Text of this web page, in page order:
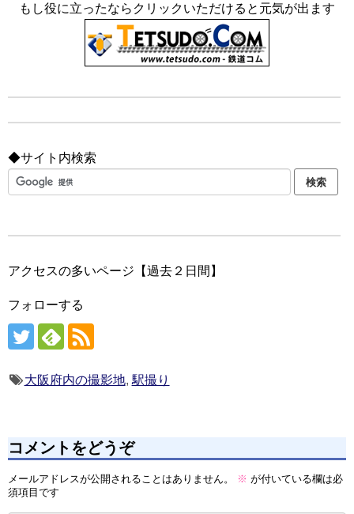
もし役に立ったならクリックいただけると元気が出ます
◆サイト内検索
アクセスの多いページ【過去２日間】
フォローする
大阪府内の撮影地, 駅撮り
コメントをどうぞ
メールアドレスが公開されることはありません。 ※ が付いている欄は必
須項目です